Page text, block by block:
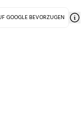
GOOGLE BEVORZUGEN